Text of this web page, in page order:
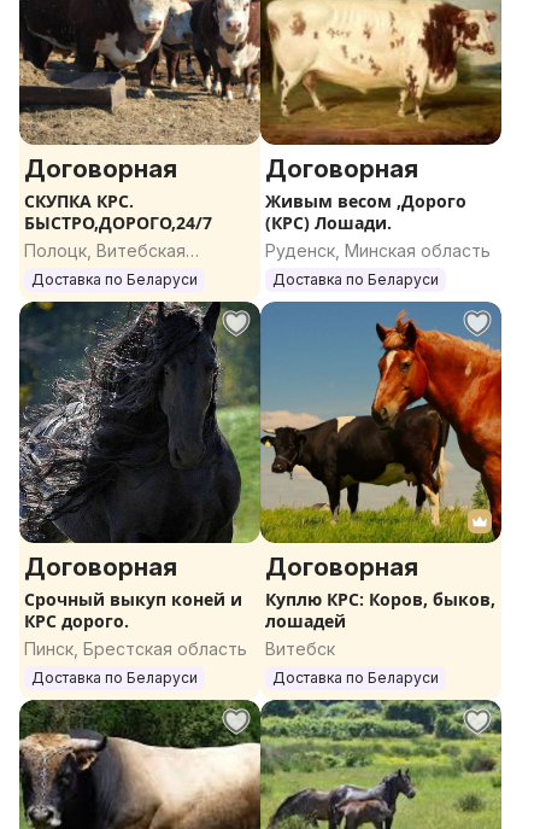
Договорная
СКУПКА КРС.
БЫСТРО,ДОРОГО,24/7
Полоцк, Витебская
область
Доставка по Беларуси
Договорная
Живым весом ,Дорого
(КРС) Лошади.
Руденск, Минская область
Доставка по Беларуси
Договорная
Срочный выкуп коней и
КРС дорого.
Пинск, Брестская область
Доставка по Беларуси
Договорная
Куплю КРС: Коров, быков,
лошадей
Витебск
Доставка по Беларуси